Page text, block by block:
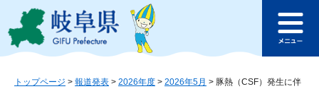
ジ
ュ
このページの本文へ
ュ
トップページ > 報道発表 > 2026年度 > 2026年5月 > 豚熱（CSF）発生に伴